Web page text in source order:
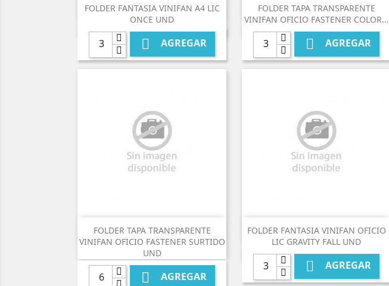
FOLDER FANTASIA VINIFAN A4 LIC
ONCE UND
 AGREGAR
 Vista rápida
FOLDER TAPA TRANSPARENTE
VINIFAN OFICIO FASTENER COLOR...
 AGREGAR
 Vista rápida
FOLDER TAPA TRANSPARENTE
VINIFAN OFICIO FASTENER SURTIDO
UND
 AGREGAR
 Vista rápida
FOLDER FANTASIA VINIFAN OFICIO
LIC GRAVITY FALL UND
 AGREGAR
 Vista rápida